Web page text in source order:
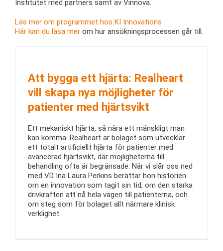
Institutet med partners samt av Vinnova.
Läs mer om programmet hos KI Innovations
Här kan du läsa mer om hur ansökningsprocessen går till.
Att bygga ett hjärta: Realheart
vill skapa nya möjligheter för
patienter med hjärtsvikt
Ett mekaniskt hjärta, så nära ett mänskligt man
kan komma. Realheart är bolaget som utvecklar
ett totalt artificiellt hjärta för patienter med
avancerad hjärtsvikt, där möjligheterna till
behandling ofta är begränsade. När vi slår oss ned
med VD Ina Laura Perkins berättar hon historien
om en innovation som tagit sin tid, om den starka
drivkraften att nå hela vägen till patienterna, och
om steg som för bolaget allt närmare klinisk
verklighet.